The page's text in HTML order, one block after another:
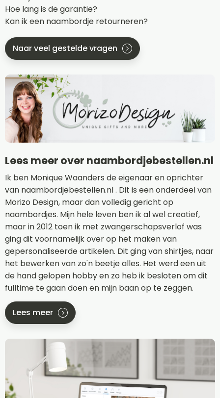
Hoe lang is de garantie?
Kan ik een naambordje retourneren?
Naar veel gestelde vragen
Lees meer over naambordjebestellen.nl
Ik ben Monique Waanders de eigenaar en oprichter
van naambordjebestellen.nl . Dit is een onderdeel van
Morizo Design, maar dan volledig gericht op
naambordjes. Mijn hele leven ben ik al wel creatief,
maar in 2012 toen ik met zwangerschapsverlof was
ging dit voornamelijk over op het maken van
gepersonaliseerde artikelen. Dit ging van shirtjes, naar
het bewerken van zo'n beetje alles. Het werd een uit
de hand gelopen hobby en zo heb ik besloten om dit
fulltime te gaan doen en mijn baan op te zeggen.
Lees meer